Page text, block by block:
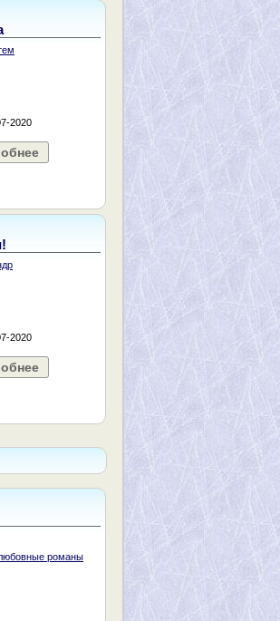
2020
2020
романы